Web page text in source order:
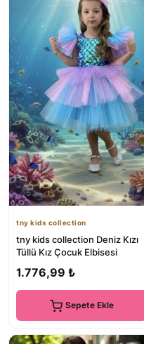
tny kids collection
tny kids collection Deniz Kızı
Tüllü Kız Çocuk Elbisesi
1.776,99 ₺
Sepete Ekle